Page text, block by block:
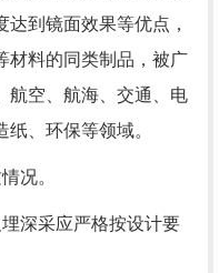
到镜面效果等优点，
材料的同类制品，被广
航空、航海、交通、电
、环保等领域。
况。
深采应严格按设计要